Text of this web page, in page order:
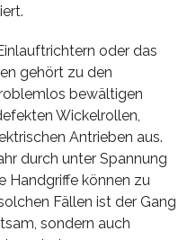
oder das
gehört zu den
bewältigen
Wickelrollen,
Antrieben aus.
durch unter Spannung
Handgriffe können zu
Fällen ist der Gang
sondern auch